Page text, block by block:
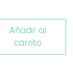
Añadir al
carrito